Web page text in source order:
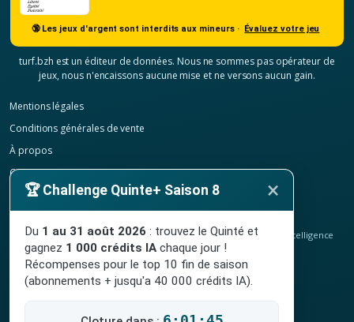
🔞 Les jeux d'argent sont interdits aux mineurs · Évaluez votre jeu
turf.bzh est un éditeur de données. Nous ne sommes pas opérateur de
jeux, nous n'encaissons aucune mise et ne versons aucun gain.
Mentions légales
Conditions générales de vente
À propos
Contact
Confidentialité
© 2020-2026 TURF.bzh , analyses hippiques, classement ELO et intelligence
artificielle.
Site indépendant, sans lien avec le PMU. Jeu interdit aux mineurs.
🏆 Challenge Quinte+ Saison 8 ×
Du 1 au 31 août 2026 : trouvez le Quinté et
gagnez 1 000 crédits IA chaque jour !
Récompenses pour le top 10 fin de saison
(abonnements + jusqu'a 40 000 crédits IA).